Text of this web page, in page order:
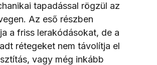
tapadással rögzül az
Az eső részben
a friss lerakódásokat, de a
rétegeket nem távolítja el
vagy még inkább